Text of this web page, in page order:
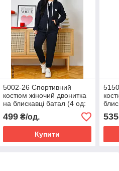
5002-26 Спортивний
костюм жіночий двонитка
на блискавці батал (4 од:
50,52,54,56)
499₴/од.
Купити
од:
535